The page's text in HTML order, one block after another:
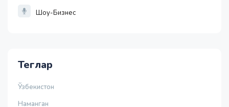
Шоу-Бизнес
Теглар
Ўзбекистон
Наманган